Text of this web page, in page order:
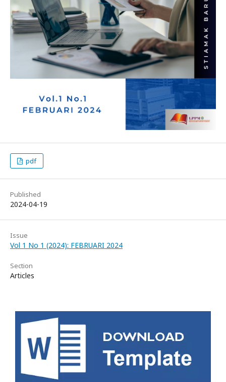
pdf
Published
2024-04-19
Issue
Vol 1 No 1 (2024): FEBRUARI 2024
Section
Articles